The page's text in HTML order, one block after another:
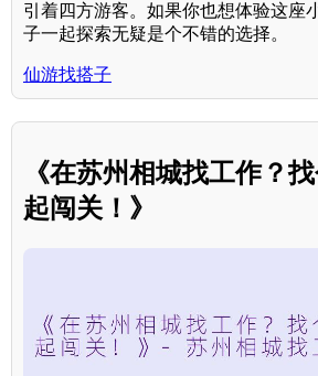
引着四方游客。如果你也想体验这座
子一起探索无疑是个不错的选择。
仙游找搭子
《在苏州相城找工作？
起闯关！》